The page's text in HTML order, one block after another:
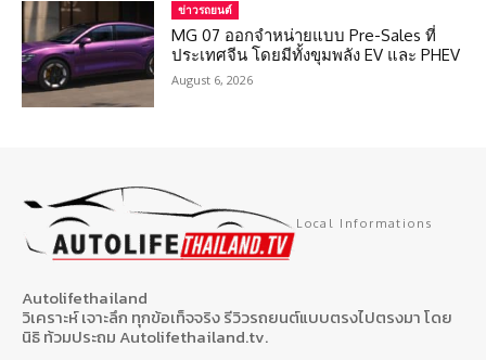
ข่าวรถยนต์
MG 07 ออกจำหน่ายแบบ Pre-Sales ที่
ประเทศจีน โดยมีทั้งขุมพลัง EV และ PHEV
August 6, 2026
Local Informations
Autolifethailand
วิเคราะห์ เจาะลึก ทุกข้อเท็จจริง รีวิวรถยนต์แบบตรงไปตรงมา โดย
นิธิ ท้วมประถม Autolifethailand.tv.